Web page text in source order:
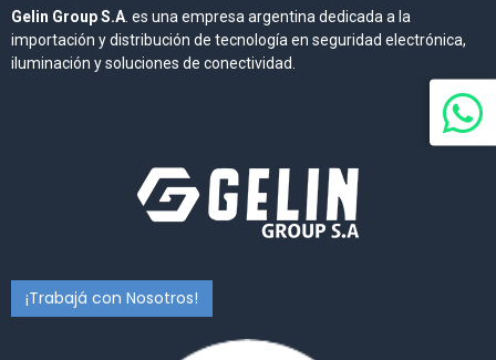
Gelin Group S.A . es una empresa argentina dedicada a la
importación y distribución de tecnología en seguridad electrónica,
iluminación y soluciones de conectividad.
¡Trabajá con Nosotros!